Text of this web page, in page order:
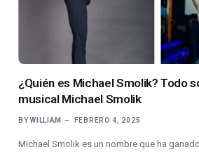
¿Quién es Michael Smolik? Todo
musical Michael Smolik
BY WILLIAM FEBRERO 4, 2025
Michael Smolik es un nombre que ha